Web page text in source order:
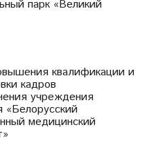
парк «Великий
квалификации и
кадров
учреждения
«Белорусский
медицинский